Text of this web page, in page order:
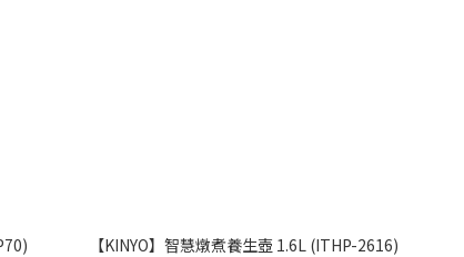
【KINYO】智慧燉煮養生壺 1.6L (ITHP-2616)